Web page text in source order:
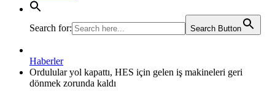
Search for: Search Button
Haberler
Ordulular yol kapattı, HES için gelen iş makineleri geri
dönmek zorunda kaldı